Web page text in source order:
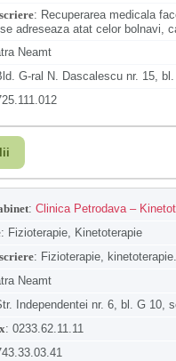
: Recuperarea medicala
adreseaza atat celor bolnavi,
Neamt
G-ral N. Dascalescu nr. 15,
: Clinica Petrodava –
: Fizioterapie, Kinetoterapie
: Fizioterapie, kinetoterapie.
Neamt
Independentei nr. 6, bl. G 10,
: 0233.62.11.11